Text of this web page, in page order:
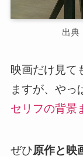
出典
映画だけ見て
ますが、やっ
セリフの背景
ぜひ原作と映